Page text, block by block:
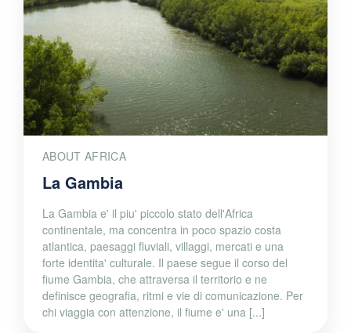
ABOUT AFRICA
La Gambia
La Gambia e' il piu' piccolo stato dell'Africa
continentale, ma concentra in poco spazio costa
atlantica, paesaggi fluviali, villaggi, mercati e una
forte identita' culturale. Il paese segue il corso del
fiume Gambia, che attraversa il territorio e ne
definisce geografia, ritmi e vie di comunicazione. Per
chi viaggia con attenzione, il fiume e' una [...]